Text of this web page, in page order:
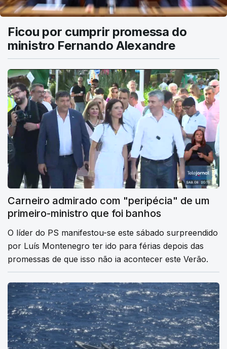
Ficou por cumprir promessa do
ministro Fernando Alexandre
Carneiro admirado com "peripécia" de um
primeiro-ministro que foi banhos
O líder do PS manifestou-se este sábado surpreendido
por Luís Montenegro ter ido para férias depois das
promessas de que isso não ia acontecer este Verão.